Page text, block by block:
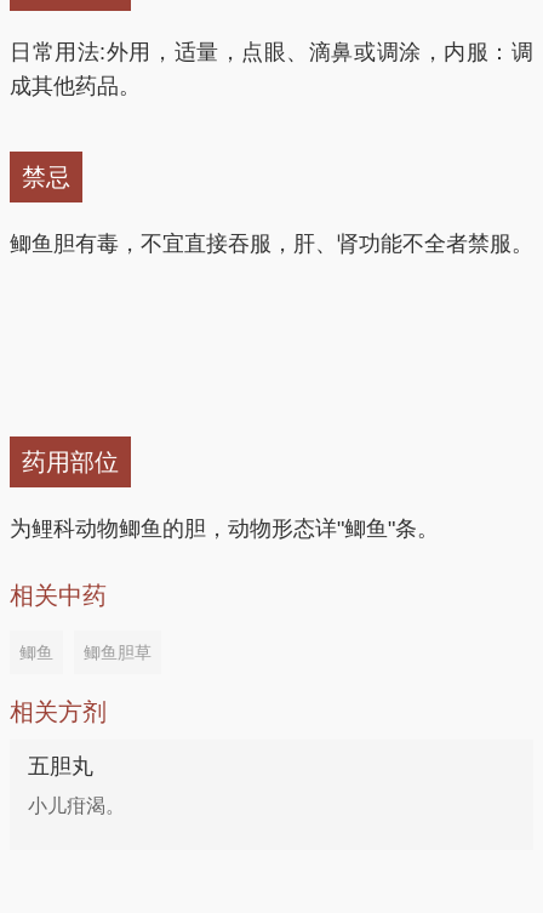
日常用法:外用，适量，点眼、滴鼻或调涂，内服：调
成其他药品。
禁忌
鲫鱼胆有毒，不宜直接吞服，肝、肾功能不全者禁服。
药用部位
为鲤科动物鲫鱼的胆，动物形态详"鲫鱼"条。
相关中药
鲫鱼 鲫鱼胆草
相关方剂
五胆丸
小儿疳渴。